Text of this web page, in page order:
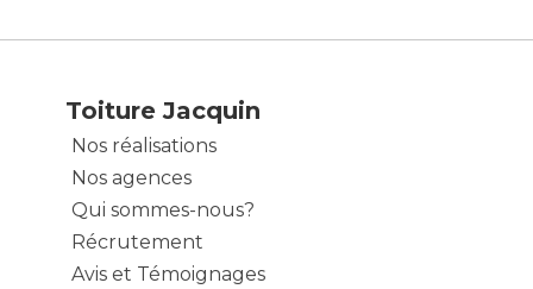
Toiture Jacquin
Nos réalisations
Nos agences
Qui sommes-nous?
Récrutement
Avis et Témoignages